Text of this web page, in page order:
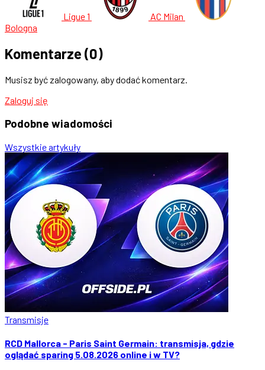
Ligue 1
AC Milan
Bologna
Komentarze (0)
Musisz być zalogowany, aby dodać komentarz.
Zaloguj się
Podobne wiadomości
Wszystkie artykuły
Transmisje
RCD Mallorca - Paris Saint Germain: transmisja, gdzie
oglądać sparing 5.08.2026 online i w TV?